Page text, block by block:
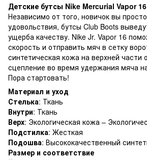
Детские бутсы Nike Mercurial Vapor
Независимо от того, новичок вы
удовольствия, бутсы Club Boots
ущерба качеству. Nike Jr. Vapor 16
скорость и отправить мяч в сетку
синтетическая кожа на верхней части
сцепление во время удержания мяча
Пора стартовать!
Материал и уход
Стелька: Ткань
Внутри: Ткань
Верх: Экологическая кожа –
Подстилка: Жесткая
Подошва: Высококачественный
Размер и соответствие